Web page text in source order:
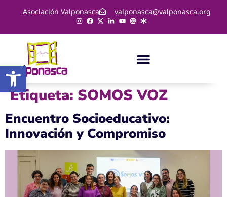
Asociación Valponasca valponasca@valponasca.org
Etiqueta: SOMOS VOZ
Encuentro Socioeducativo:
Innovación y Compromiso
Abrir barra de herramientas